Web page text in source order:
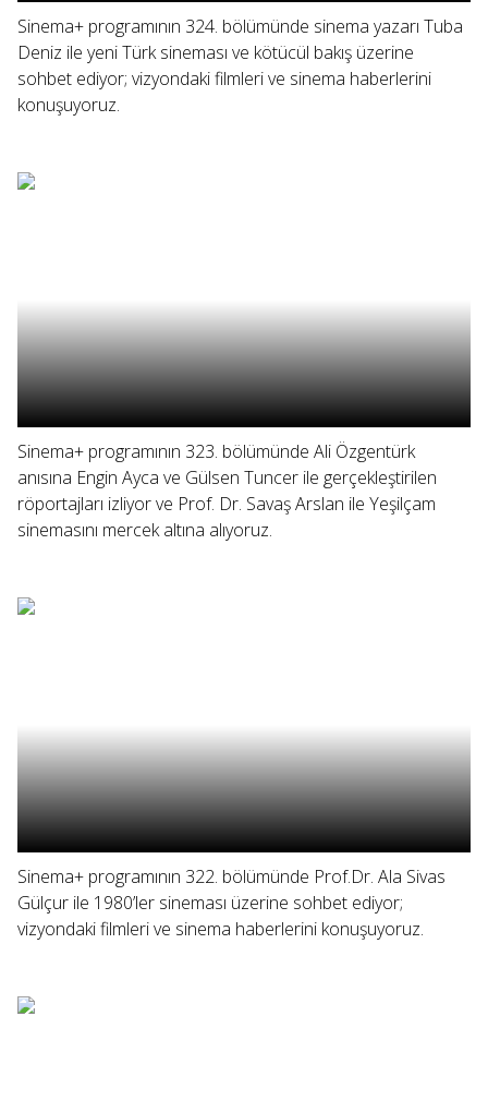
Sinema+ programının 324. bölümünde sinema yazarı Tuba
Deniz ile yeni Türk sineması ve kötücül bakış üzerine
sohbet ediyor; vizyondaki filmleri ve sinema haberlerini
konuşuyoruz.
Sinema+ programının 323. bölümünde Ali Özgentürk
anısına Engin Ayca ve Gülsen Tuncer ile gerçekleştirilen
röportajları izliyor ve Prof. Dr. Savaş Arslan ile Yeşilçam
sinemasını mercek altına alıyoruz.
Sinema+ programının 322. bölümünde Prof.Dr. Ala Sivas
Gülçur ile 1980’ler sineması üzerine sohbet ediyor;
vizyondaki filmleri ve sinema haberlerini konuşuyoruz.